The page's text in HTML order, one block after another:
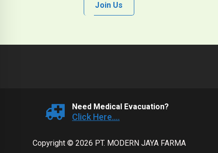
Join Us
Need Medical Evacuation?
Click Here....
Copyright © 2026 PT. MODERN JAYA FARMA